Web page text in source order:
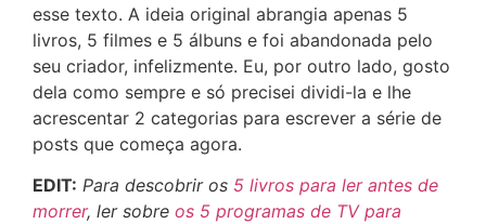
esse texto. A ideia original abrangia apenas 5
livros, 5 filmes e 5 álbuns e foi abandonada pelo
seu criador, infelizmente. Eu, por outro lado, gosto
dela como sempre e só precisei dividi-la e lhe
acrescentar 2 categorias para escrever a série de
posts que começa agora.
EDIT: Para descobrir os 5 livros para ler antes de
morrer, ler sobre os 5 programas de TV para